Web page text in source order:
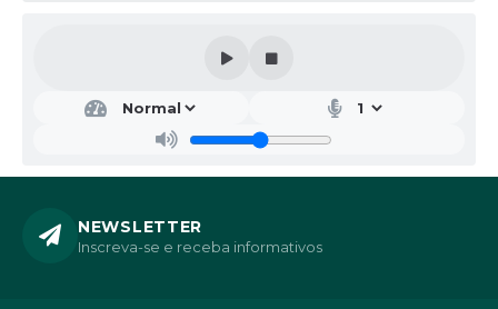
NEWSLETTER
Inscreva-se e receba informativos